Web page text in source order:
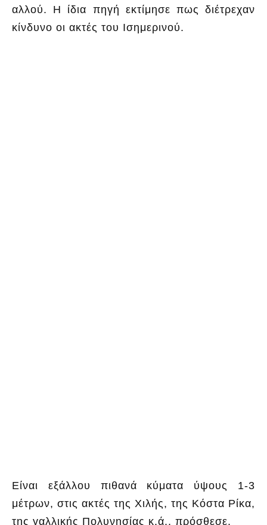
αλλού. Η ίδια πηγή εκτίμησε πως διέτρεχαν
κίνδυνο οι ακτές του Ισημερινού.
Είναι εξάλλου πιθανά κύματα ύψους 1-3
μέτρων, στις ακτές της Χιλής, της Κόστα Ρίκα,
της γαλλικής Πολυνησίας κ.ά., πρόσθεσε.